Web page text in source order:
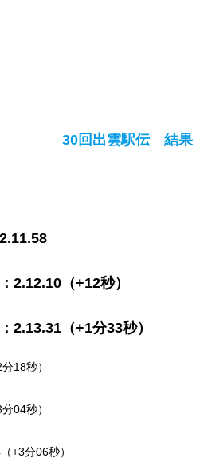
30回出雲駅伝 結果
2.12.10（+12秒）
2.13.31（+1分33秒）
18秒）
04秒）
+3分06秒）